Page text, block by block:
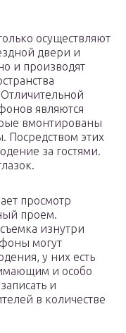
осуществляют
двери и
и производят
являются
вмонтированы
этих
за гостями.
просмотр
проем.
изнутри
могут
у них есть
и особо
и
в количестве